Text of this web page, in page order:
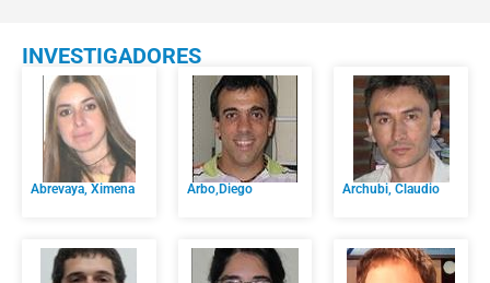
INVESTIGADORES
Abrevaya, Ximena Arbo,Diego Archubi, Claudio